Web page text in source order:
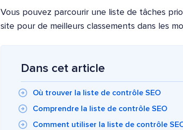
Vous pouvez parcourir une liste de tâches
site pour de meilleurs classements dans les
Dans cet article
Où trouver la liste de contrôle SEO
Comprendre la liste de contrôle SEO
Comment utiliser la liste de contrôle